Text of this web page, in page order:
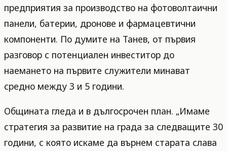
предприятия за производство на фотоволтаични
панели, батерии, дронове и фармацевтични
компоненти. По думите на Танев, от първия
разговор с потенциален инвеститор до
наемането на първите служители минават
средно между 3 и 5 години.
Общината гледа и в дългосрочен план. „Имаме
стратегия за развитие на града за следващите 30
години, с която искаме да върнем старата слава